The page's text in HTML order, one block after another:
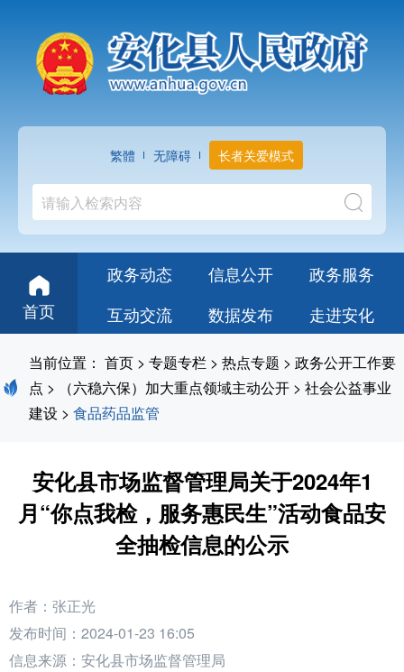
繁體 无障碍 长者关爱模式
首页
政务动态 信息公开
政务服务
互动交流
数据发布 走进安化
当前位置： 首页 > 专题专栏 > 热点专题 > 政务公开工作要
点 > （六稳六保）加大重点领域主动公开 > 社会公益事业
建设 > 食品药品监管
安化县市场监督管理局关于2024年1
月“你点我检，服务惠民生”活动食品安
全抽检信息的公示
作者：张正光
发布时间：2024-01-23 16:05
信息来源：安化县市场监督管理局